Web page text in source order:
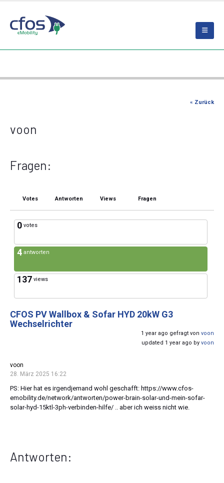
« Zurück
voon
Fragen:
Votes Antworten Views Fragen
0 votes
4 antworten
137 views
CFOS PV Wallbox & Sofar HYD 20kW G3
Wechselrichter
1 year ago gefragt von voon
updated 1 year ago by voon
voon
28. März 2025 16:22
PS: Hier hat es irgendjemand wohl geschafft: https://www.cfos-
emobility.de/network/antworten/power-brain-solar-und-mein-sofar-
solar-hyd-15ktl-3ph-verbinden-hilfe/ .. aber ich weiss nicht wie.
Antworten: